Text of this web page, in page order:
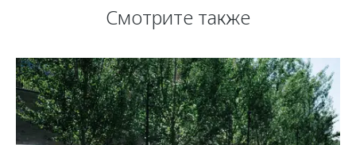
Смотрите также